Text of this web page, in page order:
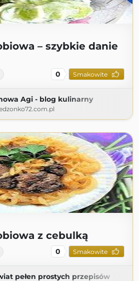
– szybkie danie
0 Smakowite
Agi - blog kulinarny
z cebulką
0 Smakowite
pełen prostych przepisów